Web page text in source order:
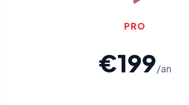
PRO
€199/an